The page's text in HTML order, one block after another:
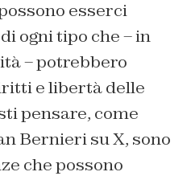
esserci
ogni tipo che – in
– potrebbero
e libertà delle
pensare, come
Bernieri su X, sono
che possono